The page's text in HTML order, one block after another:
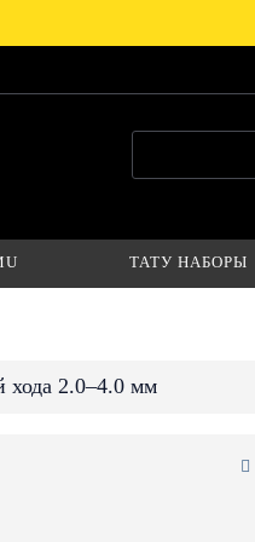
ТАТУ НАБОРЫ
хода 2.0–4.0 мм